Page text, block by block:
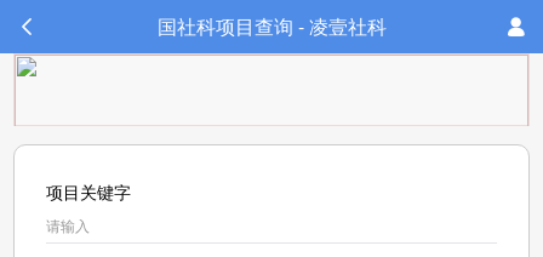
国社科项目查询 - 凌壹社科
项目关键字